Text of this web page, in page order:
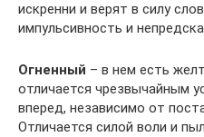
искренни и верят в силу
импульсивность и
Огненный – в нем есть
отличается чрезвычайным
вперед, независимо от
Отличается силой воли и